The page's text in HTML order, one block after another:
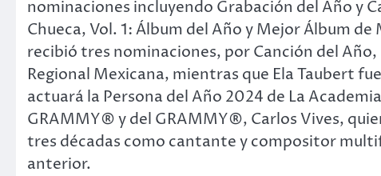
nominaciones incluyendo Grabación del Año y
Chueca, Vol. 1: Álbum del Año y Mejor Álbum
recibió tres nominaciones, por Canción del
Regional Mexicana, mientras que Ela Taubert
actuará la Persona del Año 2024 de La
GRAMMY® y del GRAMMY®, Carlos Vives,
tres décadas como cantante y compositor
anterior.